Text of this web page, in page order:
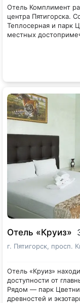
Отель Комплимент
центра Пятигорска.
Теплосерная и парк
местных
Большинство
Отель «Круиз»
г. Пятигорск, просп.
Отель «Круиз»
доступности от
Рядом — парк
древностей и